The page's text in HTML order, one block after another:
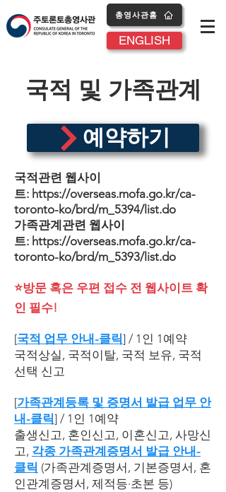
총영사관홈
ENGLISH
​국적 및 가족관계
예약하기
국적관련 웹사이
트: https://overseas.mofa.go.kr/ca-
toronto-ko/brd/m_5394/list.do
​가족관계관련 웹사이
트: https://overseas.mofa.go.kr/ca-
toronto-ko/brd/m_5393/list.do
⭐방문 혹은 우편 접수 전 웹사이트 확
인 필수!
[국적 업무 안내-클릭] / 1인 1예약
국적상실, 국적이탈, 국적 보유, 국적
선택 신고
[가족관계등록 및 증명서 발급 업무 안
내-클릭] / 1인 1예약
출생신고, 혼인신고, 이혼신고, 사망신
고, 각종 가족관계증명서 발급 안내-
클릭 (가족관계증명서, 기본증명서, 혼
인관계증명서, 제적등·초본 등)